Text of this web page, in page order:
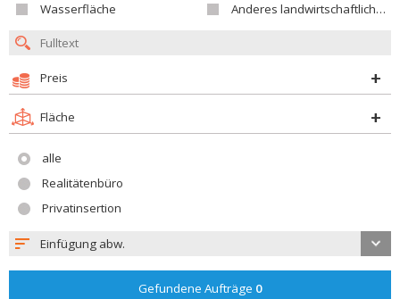
Wasserfläche
Anderes landwirtschaftliches Grundstück
Preis
Fläche
alle
Realitätenbüro
Privatinsertion
Einfügung abw.
Gefundene Aufträge 0